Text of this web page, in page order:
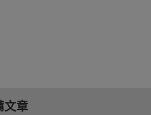
文章